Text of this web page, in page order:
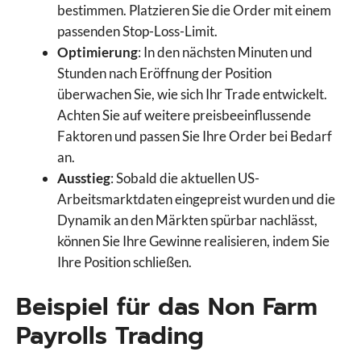
bestimmen. Platzieren Sie die Order mit einem
passenden Stop-Loss-Limit.
Optimierung: In den nächsten Minuten und
Stunden nach Eröffnung der Position
überwachen Sie, wie sich Ihr Trade entwickelt.
Achten Sie auf weitere preisbeeinflussende
Faktoren und passen Sie Ihre Order bei Bedarf
an.
Ausstieg: Sobald die aktuellen US-
Arbeitsmarktdaten eingepreist wurden und die
Dynamik an den Märkten spürbar nachlässt,
können Sie Ihre Gewinne realisieren, indem Sie
Ihre Position schließen.
Beispiel für das Non Farm
Payrolls Trading